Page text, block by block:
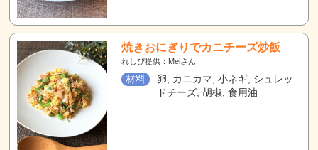
焼きおにぎりでカニチーズ炒飯
れしぴ提供：Meiさん
材料
卵, カニカマ, 小ネギ, シュレッ
ドチーズ, 胡椒, 食用油